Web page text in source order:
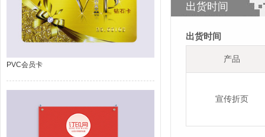
PVC会员卡
出货时间
出货时间
产品
宣传折页